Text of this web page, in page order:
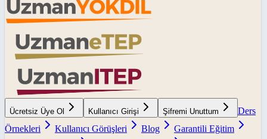
Ücretsiz Üye Ol Kullanıcı Girişi Şifremi Unuttum
Ders
Örnekleri
Kullanıcı Görüşleri Blog
Garantili Eğitim